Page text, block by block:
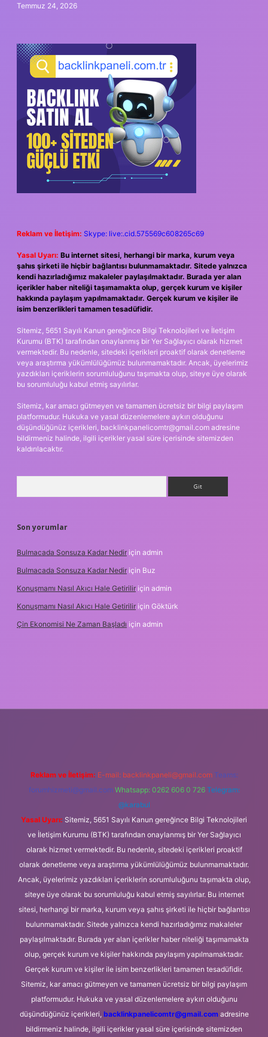
Temmuz 24, 2026
Reklam ve İletişim: Skype: live:.cid.575569c608265c69
Yasal Uyarı: Bu internet sitesi, herhangi bir marka, kurum veya
şahıs şirketi ile hiçbir bağlantısı bulunmamaktadır. Sitede yalnızca
kendi hazırladığımız makaleler paylaşılmaktadır. Burada yer alan
içerikler haber niteliği taşımamakta olup, gerçek kurum ve kişiler
hakkında paylaşım yapılmamaktadır. Gerçek kurum ve kişiler ile
isim benzerlikleri tamamen tesadüfidir.
Sitemiz, 5651 Sayılı Kanun gereğince Bilgi Teknolojileri ve İletişim
Kurumu (BTK) tarafından onaylanmış bir Yer Sağlayıcı olarak hizmet
vermektedir. Bu nedenle, sitedeki içerikleri proaktif olarak denetleme
veya araştırma yükümlülüğümüz bulunmamaktadır. Ancak, üyelerimiz
yazdıkları içeriklerin sorumluluğunu taşımakta olup, siteye üye olarak
bu sorumluluğu kabul etmiş sayılırlar.
Sitemiz, kar amacı gütmeyen ve tamamen ücretsiz bir bilgi paylaşım
platformudur. Hukuka ve yasal düzenlemelere aykırı olduğunu
düşündüğünüz içerikleri, backlinkpanelicomtr@gmail.com adresine
bildirmeniz halinde, ilgili içerikler yasal süre içerisinde sitemizden
kaldırılacaktır.
Son yorumlar
Bulmacada Sonsuza Kadar Nedir için admin
Bulmacada Sonsuza Kadar Nedir için Buz
Konuşmamı Nasıl Akıcı Hale Getirilir için admin
Konuşmamı Nasıl Akıcı Hale Getirilir için Göktürk
Çin Ekonomisi Ne Zaman Başladı için admin
Reklam ve İletişim: E-mail: backlinkpaneli@gmail.com Teams:
forumhizmeti@gmail.com Whatsapp: 0262 606 0 726 Telegram:
@karabul
Yasal Uyarı: Sitemiz, 5651 Sayılı Kanun gereğince Bilgi Teknolojileri
ve İletişim Kurumu (BTK) tarafından onaylanmış bir Yer Sağlayıcı
olarak hizmet vermektedir. Bu nedenle, sitedeki içerikleri proaktif
olarak denetleme veya araştırma yükümlülüğümüz bulunmamaktadır.
Ancak, üyelerimiz yazdıkları içeriklerin sorumluluğunu taşımakta olup,
siteye üye olarak bu sorumluluğu kabul etmiş sayılırlar. Bu internet
sitesi, herhangi bir marka, kurum veya şahıs şirketi ile hiçbir bağlantısı
bulunmamaktadır. Sitede yalnızca kendi hazırladığımız makaleler
paylaşılmaktadır. Burada yer alan içerikler haber niteliği taşımamakta
olup, gerçek kurum ve kişiler hakkında paylaşım yapılmamaktadır.
Gerçek kurum ve kişiler ile isim benzerlikleri tamamen tesadüfidir.
Sitemiz, kar amacı gütmeyen ve tamamen ücretsiz bir bilgi paylaşım
platformudur. Hukuka ve yasal düzenlemelere aykırı olduğunu
düşündüğünüz içerikleri, backlinkpanelicomtr@gmail.comadresine
bildirmeniz halinde, ilgili içerikler yasal süre içerisinde sitemizden